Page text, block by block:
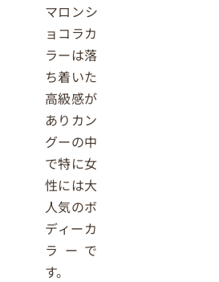
マロンシ
ョコラカ
ラーは落
ち着いた
高級感が
ありカン
グーの中
で特に女
性には大
人気のボ
ディーカ
ラーで
す。